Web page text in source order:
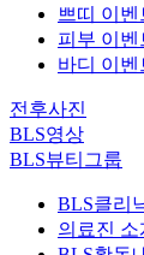
쁘띠 이벤
피부 이벤
바디 이벤
전후사진
BLS영상
BLS뷰티그룹
BLS클리
의료진 소